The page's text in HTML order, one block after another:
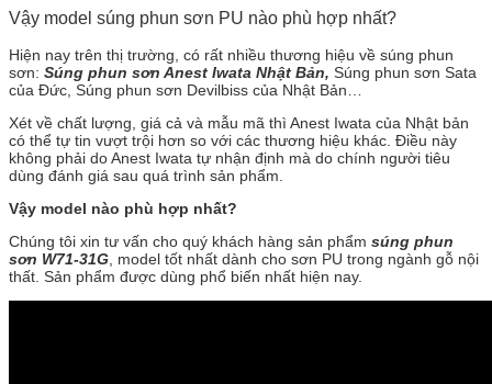
Vậy model súng phun sơn PU nào phù hợp nhất?
Hiện nay trên thị trường, có rất nhiều thương hiệu về súng phun
sơn: Súng phun sơn Anest Iwata Nhật Bản, Súng phun sơn Sata
của Đức, Súng phun sơn Devilbiss của Nhật Bản…
Xét về chất lượng, giá cả và mẫu mã thì Anest Iwata của Nhật bản
có thể tự tin vượt trội hơn so với các thương hiệu khác. Điều này
không phải do Anest Iwata tự nhận định mà do chính người tiêu
dùng đánh giá sau quá trình sản phẩm.
Vậy model nào phù hợp nhất?
Chúng tôi xin tư vấn cho quý khách hàng sản phẩm súng phun
sơn W71-31G , model tốt nhất dành cho sơn PU trong ngành gỗ nội
thất. Sản phẩm được dùng phổ biến nhất hiện nay.